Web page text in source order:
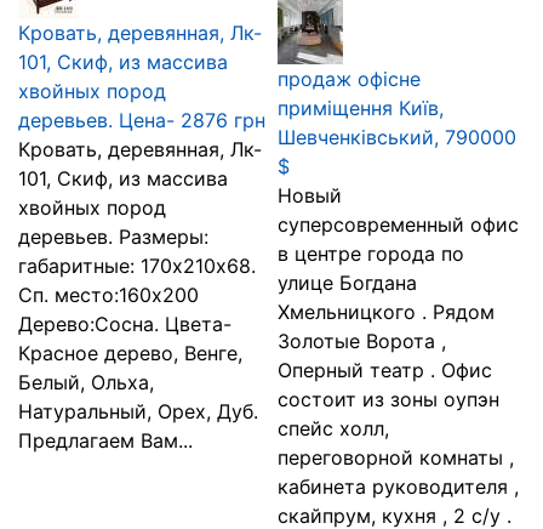
Кровать, деревянная, Лк-
101, Скиф, из массива
хвойных пород
деревьев. Цена- 2876 грн
Кровать, деревянная, Лк-
101, Скиф, из массива
хвойных пород
деревьев. Размеры:
габаритные: 170х210х68.
Сп. место:160х200
Дерево:Сосна. Цвета-
Красное дерево, Венге,
Белый, Ольха,
Натуральный, Орех, Дуб.
Предлагаем Вам...
продаж офісне
приміщення Київ,
Шевченківський, 790000
$
Новый
суперсовременный офис
в центре города по
улице Богдана
Хмельницкого . Рядом
Золотые Ворота ,
Оперный театр . Офис
состоит из зоны оупэн
спейс холл,
переговорной комнаты ,
кабинета руководителя ,
скайпрум, кухня , 2 с/у .